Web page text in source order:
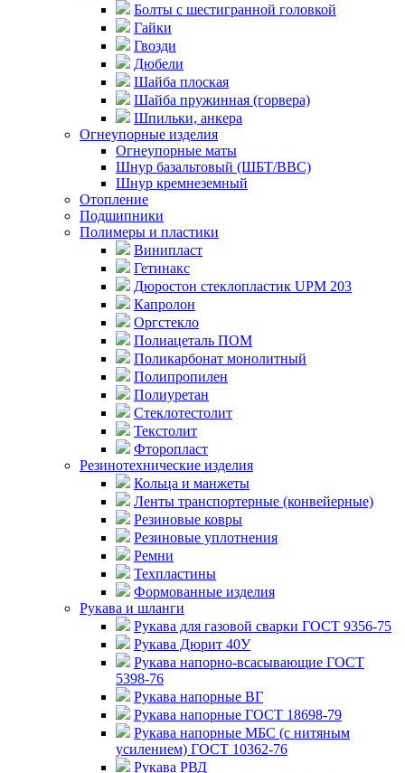
Болты с шестигранной головкой
Гайки
Гвозди
Дюбели
Шайба плоская
Шайба пружинная (горвера)
Шпильки, анкера
Огнеупорные изделия
Огнеупорные маты
Шнур базальтовый (ШБТ/ВВС)
Шнур кремнеземный
Отопление
Подшипники
Полимеры и пластики
Винипласт
Гетинакс
Дюростон стеклопластик UPM 203
Капролон
Оргстекло
Полиацеталь ПОМ
Поликарбонат монолитный
Полипропилен
Полиуретан
Стеклотестолит
Текстолит
Фторопласт
Резинотехнические изделия
Кольца и манжеты
Ленты транспортерные (конвейерные)
Резиновые ковры
Резиновые уплотнения
Ремни
Техпластины
Формованные изделия
Рукава и шланги
Рукава для газовой сварки ГОСТ 9356-75
Рукава Дюрит 40У
Рукава напорно-всасывающие ГОСТ
5398-76
Рукава напорные ВГ
Рукава напорные ГОСТ 18698-79
Рукава напорные МБС (с нитяным
усилением) ГОСТ 10362-76
Рукава РВД